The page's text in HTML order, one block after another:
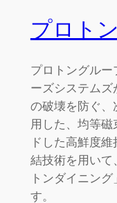
プロト
プロトングルー
ーズシステム
の破壊を防ぐ、
用した、均等磁
ドした高鮮度
結技術を用いて
トンダイニン
す。